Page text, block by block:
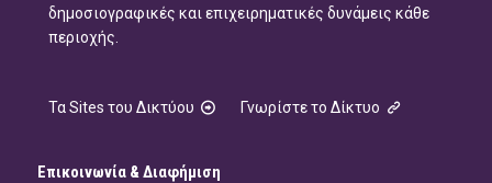
δημοσιογραφικές και επιχειρηματικές δυνάμεις κάθε
περιοχής.
Τα Sites του Δικτύου Γνωρίστε το Δίκτυο
Επικοινωνία & Διαφήμιση